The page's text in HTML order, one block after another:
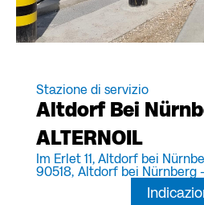
Stazione di servizio
Altdorf Bei
ALTERNOIL
Im Erlet 11, Altdorf bei
90518, Altdorf bei Nürnberg -